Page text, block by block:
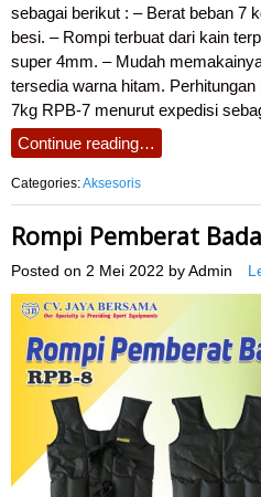
sebagai berikut : – Berat beban 7
besi. – Rompi terbuat dari kain
super 4mm. – Mudah
tersedia warna hitam.
7kg RPB-7 menurut expedisi
Continue reading…
Categories:Aksesoris
Rompi Pemberat
Posted on 2 Mei 2022 by Admin